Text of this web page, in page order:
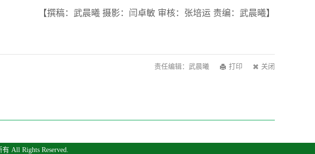
【撰稿：武晨曦 摄影：闫卓敏 审核：张培运 责编：武晨曦】
关闭
打印
责任编辑：武晨曦
有 All Rights Reserved.